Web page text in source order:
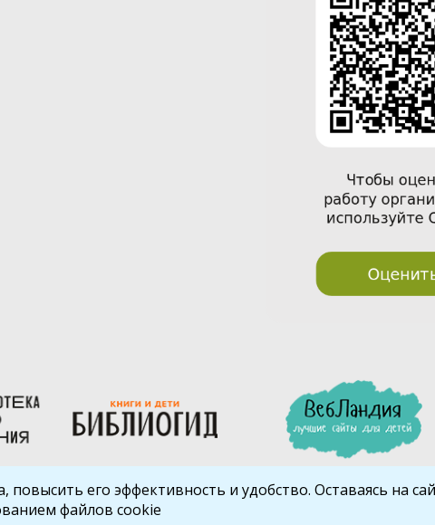
его эффективность и удобство. Оставаясь на
файлов cookie